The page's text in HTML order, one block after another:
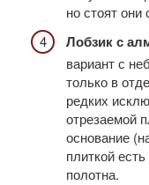
но стоят они
Лобзик с
вариант с
только в
редких
отрезаемой
основание
плиткой
полотна.